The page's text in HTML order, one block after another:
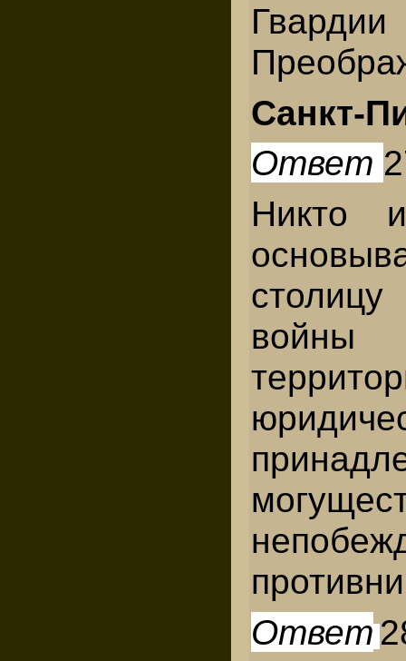
Гвардии
Санкт-
Ответ
Никто
Ответ